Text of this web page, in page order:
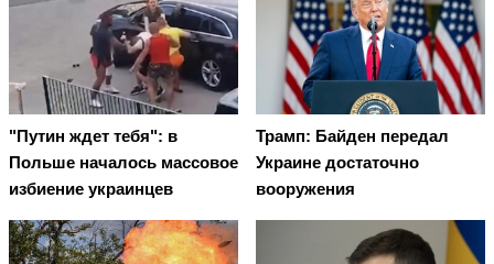
"Путин ждет тебя": в
Польше началось массовое
избиение украинцев
Трамп: Байден передал
Украине достаточно
вооружения